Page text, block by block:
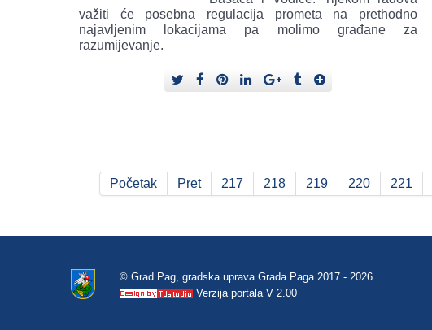
važiti će posebna regulacija prometa na prethodno
najavljenim lokacijama pa molimo građane za
razumijevanje.
Početak Pret 217 218 219 220 221
© Grad Pag, gradska uprava Grada Paga 2017 - 2026
Verzija portala V 2.00